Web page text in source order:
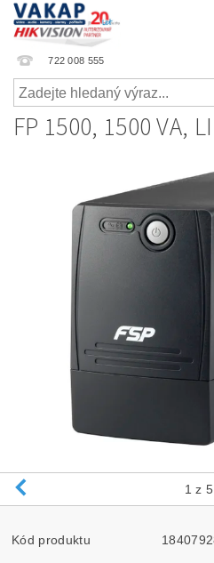
722 008 555
FP 1500, 1500 VA,
1 z 5
Kód produktu